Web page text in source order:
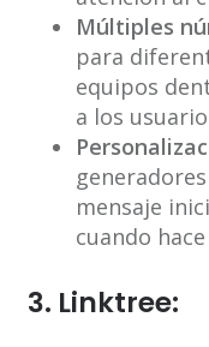
Múltiples
para
equipos
a los
mensaje
cuando
3. Linktree: